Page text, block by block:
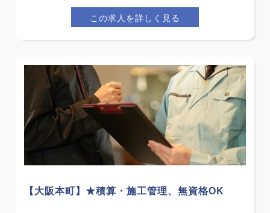
この求人を詳しく見る
【大阪本町】★積算・施工管理、無資格OK